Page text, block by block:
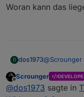
Woran kann das
D dos1973@Scrounger
Hi, kurze
Du noch
Offline
Scrounger
@dos1973 sagte in